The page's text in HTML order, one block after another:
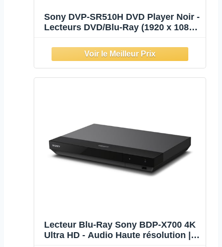
Sony DVP-SR510H DVD Player Noir -
Lecteurs DVD/Blu-Ray (1920 x 1080
Digital,DTS, 24 bits/96 kHz, CD
Audio, CD vidéo, CD,CD-R,CD-
RW,DVD,DVD+R,DVD+RW,DVD-
R,DVD-RW)
Lecteur Blu-Ray Sony BDP-X700 4K
Ultra HD - Audio Haute résolution |